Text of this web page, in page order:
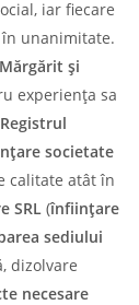
iar fiecare
unanimitate.
și
experiența sa
Registrul
societate
calitate atât în
SRL (înființare
sediului
dizolvare
necesare